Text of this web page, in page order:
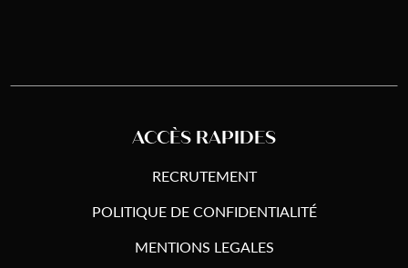
ACCÈS RAPIDES
RECRUTEMENT
POLITIQUE DE CONFIDENTIALITÉ
MENTIONS LEGALES